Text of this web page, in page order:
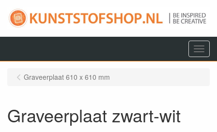
Menu
Graveerplaat 610 x 610 mm
Graveerplaat zwart-wit